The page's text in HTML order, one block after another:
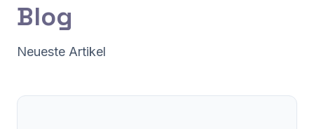
Blog
Neueste Artikel